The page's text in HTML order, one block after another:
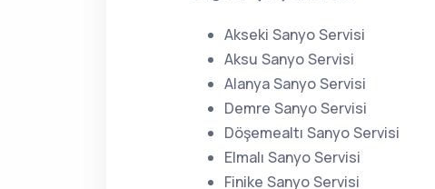
Akseki Sanyo Servisi
Aksu Sanyo Servisi
Alanya Sanyo Servisi
Demre Sanyo Servisi
Döşemealtı Sanyo Servisi
Elmalı Sanyo Servisi
Finike Sanyo Servisi